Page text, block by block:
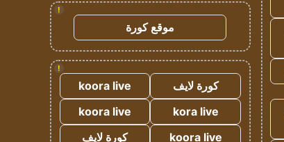
!
موقع كورة
!
كورة لايف
koora live
kora live
koora live
koora live
كورة لايف